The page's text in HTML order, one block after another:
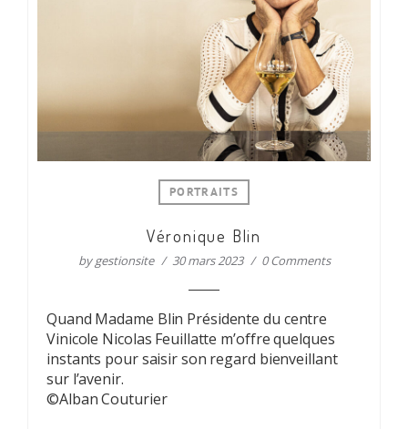
PORTRAITS
Véronique Blin
bygestionsite 30 mars 2023 0 Comments
Quand Madame Blin Présidente du centre
Vinicole Nicolas Feuillatte m’offre quelques
instants pour saisir son regard bienveillant
sur l’avenir.
©Alban Couturier